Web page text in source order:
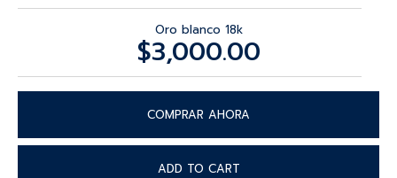
Oro blanco 18k
$3,000.00
COMPRAR AHORA
ADD TO CART